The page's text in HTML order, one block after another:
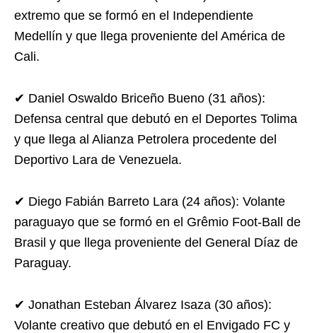
extremo que se formó en el Independiente
Medellín y que llega proveniente del América de
Cali.
✔ Daniel Oswaldo Briceño Bueno (31 años):
Defensa central que debutó en el Deportes Tolima
y que llega al Alianza Petrolera procedente del
Deportivo Lara de Venezuela.
✔ Diego Fabián Barreto Lara (24 años): Volante
paraguayo que se formó en el Grêmio Foot-Ball de
Brasil y que llega proveniente del General Díaz de
Paraguay.
✔ Jonathan Esteban Álvarez Isaza (30 años):
Volante creativo que debutó en el Envigado FC y